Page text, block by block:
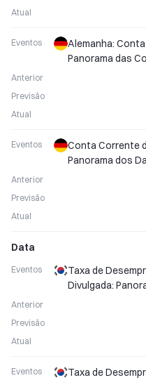
Atual
Eventos
Alemanha:
Panorama das
Anterior
Previsão
Atual
Eventos
Conta Corrente
Panorama dos
Anterior
Previsão
Atual
Data
Eventos
Taxa de
Divulgada:
Anterior
Previsão
Atual
Eventos
Taxa de